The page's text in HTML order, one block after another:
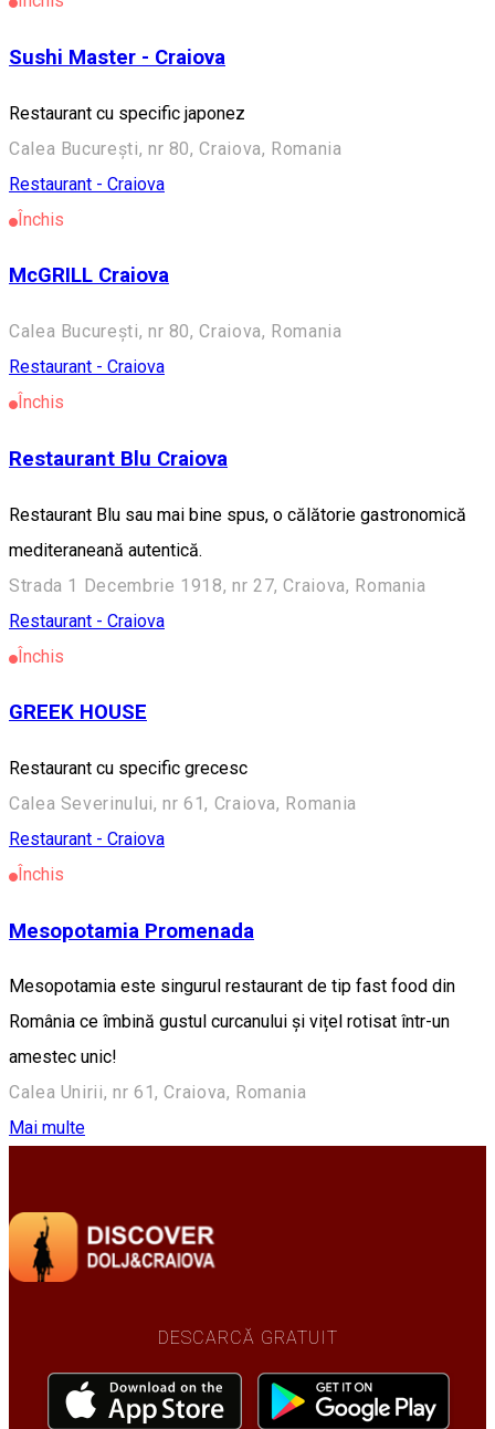
Sushi Master - Craiova
Restaurant cu specific japonez
Calea București, nr 80, Craiova, Romania
Restaurant - Craiova
Închis
McGRILL Craiova
Calea București, nr 80, Craiova, Romania
Restaurant - Craiova
Închis
Restaurant Blu Craiova
Restaurant Blu sau mai bine spus, o călătorie gastronomică
mediteraneană autentică.
Strada 1 Decembrie 1918, nr 27, Craiova, Romania
Restaurant - Craiova
Închis
GREEK HOUSE
Restaurant cu specific grecesc
Calea Severinului, nr 61, Craiova, Romania
Restaurant - Craiova
Închis
Mesopotamia Promenada
Mesopotamia este singurul restaurant de tip fast food din
România ce îmbină gustul curcanului și vițel rotisat într-un
amestec unic!
Calea Unirii, nr 61, Craiova, Romania
Mai multe
DESCARCĂ GRATUIT